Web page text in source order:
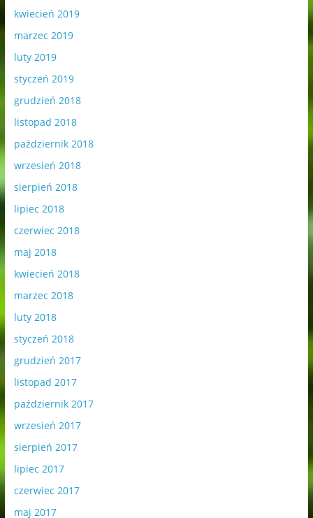
kwiecień 2019
marzec 2019
luty 2019
styczeń 2019
grudzień 2018
listopad 2018
październik 2018
wrzesień 2018
sierpień 2018
lipiec 2018
czerwiec 2018
maj 2018
kwiecień 2018
marzec 2018
luty 2018
styczeń 2018
grudzień 2017
listopad 2017
październik 2017
wrzesień 2017
sierpień 2017
lipiec 2017
czerwiec 2017
maj 2017